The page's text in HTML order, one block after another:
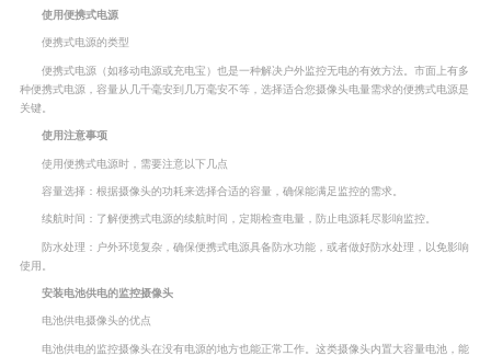
使用便携式电源
便携式电源的类型
便携式电源（如移动电源或充电宝）也是一种解决户外监控无电的有效方法。市面上有多
种便携式电源，容量从几千毫安到几万毫安不等，选择适合您摄像头电量需求的便携式电源是
关键。
使用注意事项
使用便携式电源时，需要注意以下几点
容量选择：根据摄像头的功耗来选择合适的容量，确保能满足监控的需求。
续航时间：了解便携式电源的续航时间，定期检查电量，防止电源耗尽影响监控。
防水处理：户外环境复杂，确保便携式电源具备防水功能，或者做好防水处理，以免影响
使用。
安装电池供电的监控摄像头
电池供电摄像头的优点
电池供电的监控摄像头在没有电源的地方也能正常工作。这类摄像头内置大容量电池，能